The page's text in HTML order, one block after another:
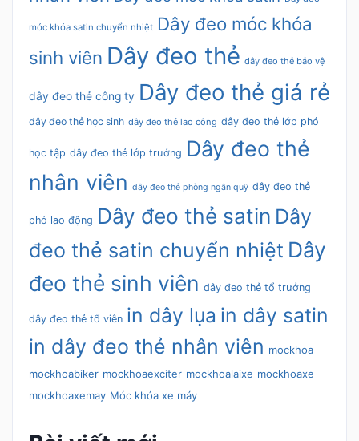
móc khóa satin chuyển nhiệt Dây đeo móc khóa
sinh viên Dây đeo thẻ dây đeo thẻ bảo vệ
dây đeo thẻ công ty Dây đeo thẻ giá rẻ
dây đeo thẻ học sinh dây đeo thẻ lao công dây đeo thẻ lớp phó
học tập dây đeo thẻ lớp trưởng Dây đeo thẻ
nhân viên dây đeo thẻ phòng ngân quỹ dây đeo thẻ
phó lao động Dây đeo thẻ satin Dây
đeo thẻ satin chuyển nhiệt Dây
đeo thẻ sinh viên dây đeo thẻ tổ trưởng
dây đeo thẻ tổ viên in dây lụa in dây satin
in dây đeo thẻ nhân viên mockhoa
mockhoabiker mockhoaexciter mockhoalaixe mockhoaxe
mockhoaxemay Móc khóa xe máy